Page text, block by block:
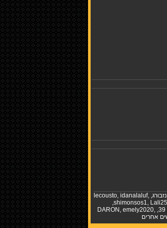
,
lecousto, idanalaluf,
shimonsos1,
,
,
DARON , emely2020,